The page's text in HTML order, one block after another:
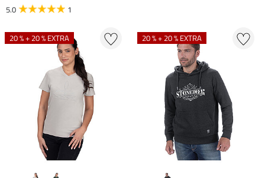
5.0
1
20 % + 20 % EXTRA 20 % + 20 % EXTRA